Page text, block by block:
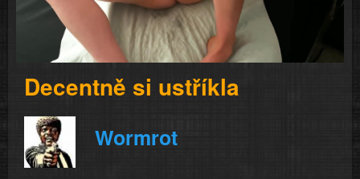
Video
Decentně si ustříkla
Wormrot